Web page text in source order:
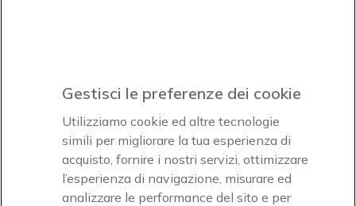
Accettiamo
Gestisci le preferenze dei cookie
Utilizziamo cookie ed altre tecnologie
simili per migliorare la tua esperienza di
acquisto, fornire i nostri servizi, ottimizzare
l’esperienza di navigazione, misurare ed
analizzare le performance del sito e per